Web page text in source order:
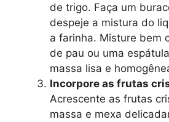
de trigo. Faça um
despeje a mistura do
a farinha. Misture bem
de pau ou uma
massa lisa e
Incorpore as frutas
Acrescente as frutas
massa e mexa